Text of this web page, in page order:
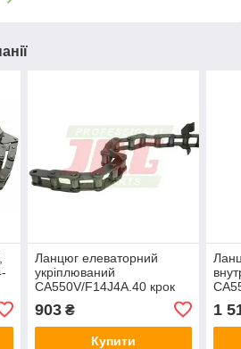
Ланцюг елеваторний
укріплюваний
CA550V/F14J4A.40 крок
903₴
Купити
1